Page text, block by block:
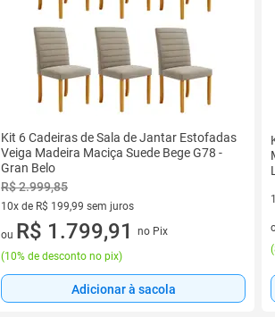
Kit 6 Cadeiras de Sala de Jantar Estofadas
Veiga Madeira Maciça Suede Bege G78 -
Gran Belo
R$ 2.999,85
10x de R$ 199,99 sem juros
10 vez de R$ 199,99 sem juros
ou R$ 1.799,91
no Pix
(10% de desconto no pix)
Adicionar à sacola
(